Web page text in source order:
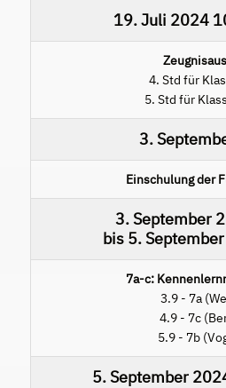
19. Juli 2024
4. Std für
5. Std für
3.
Einschulung der
3. September
bis 5.
7a-c:
3.9 - 7a
4.9 - 7c
5.9 - 7b
5. September